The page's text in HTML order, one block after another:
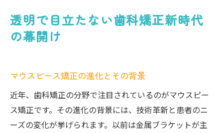
歯科矯正の新常識を理解する
妙典駅で叶える理想の歯並び透明マウスピース
の魅力
妙典駅周辺のプロフェッショナルな歯科医
院紹介
利用者の声：マウスピース矯正の効果
理想の歯並びを手に入れるプロセス
透明で目立たない歯科矯正新時代
の幕開け
マウスピース矯正の進化とその背景
近年、歯科矯正の分野で注目されているのがマウスピー
ス矯正です。その進化の背景には、技術革新と患者のニ
ーズの変化が挙げられます。以前は金属ブラケットが主